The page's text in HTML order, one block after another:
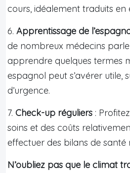
cours, idéalement traduits en
6. Apprentissage de
de nombreux médecins
apprendre quelques termes
espagnol peut s’avérer utile,
d’urgence.
7. Check-up réguliers :
soins et des coûts
effectuer des bilans de santé
N’oubliez pas que le climat